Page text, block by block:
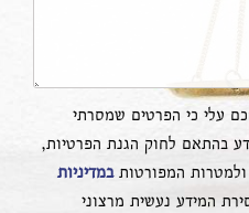
עלי כי הפרטים שמסרתי
בהתאם לחוק הגנת הפרטיות,
במדיניות
המידע נעשית מרצוני